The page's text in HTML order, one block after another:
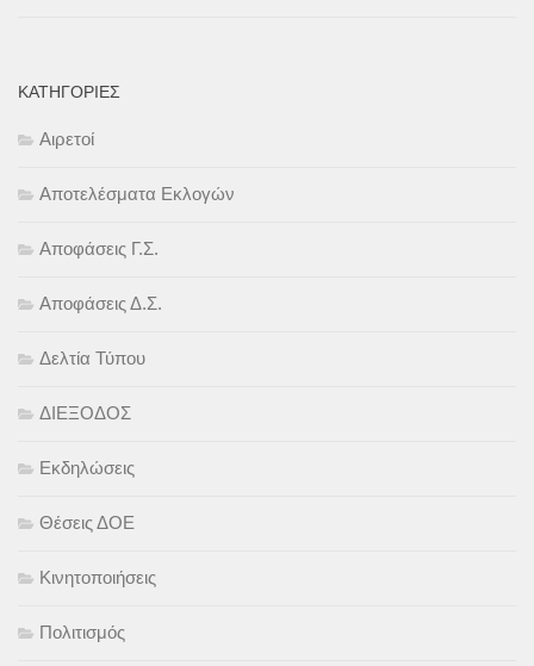
KΑΤΗΓΟΡΊΕΣ
Αιρετοί
Αποτελέσματα Εκλογών
Αποφάσεις Γ.Σ.
Αποφάσεις Δ.Σ.
Δελτία Τύπου
ΔΙΕΞΟΔΟΣ
Εκδηλώσεις
Θέσεις ΔΟΕ
Κινητοποιήσεις
Πολιτισμός